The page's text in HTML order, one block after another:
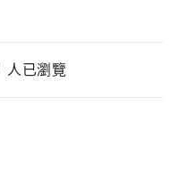
人已瀏覽